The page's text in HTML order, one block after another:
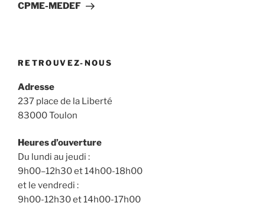
CPME-MEDEF
RETROUVEZ-NOUS
Adresse
237 place de la Liberté
83000 Toulon
Heures d’ouverture
Du lundi au jeudi :
9h00–12h30 et 14h00-18h00
et le vendredi :
9h00-12h30 et 14h00-17h00